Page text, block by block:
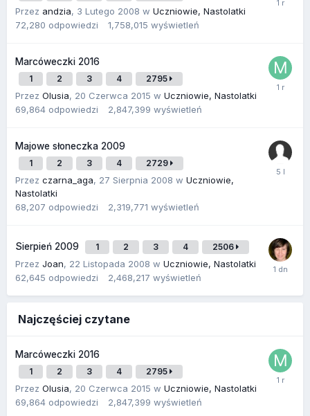
Przez andzia, 3 Lutego 2008 w Uczniowie, Nastolatki
72,280 odpowiedzi 1,758,015 wyświetleń
Marcóweczki 2016
1 2 3 4 2795
Przez Olusia, 20 Czerwca 2015 w Uczniowie, Nastolatki
69,864 odpowiedzi 2,847,399 wyświetleń
Majowe słoneczka 2009
1 2 3 4 2729
Przez czarna_aga, 27 Sierpnia 2008 w Uczniowie,
Nastolatki
68,207 odpowiedzi 2,319,771 wyświetleń
Sierpień 2009 1 2 3 4 2506
Przez Joan, 22 Listopada 2008 w Uczniowie, Nastolatki
62,645 odpowiedzi 2,468,217 wyświetleń
Najczęściej czytane
Marcóweczki 2016
1 2 3 4 2795
Przez Olusia, 20 Czerwca 2015 w Uczniowie, Nastolatki
69,864 odpowiedzi 2,847,399 wyświetleń